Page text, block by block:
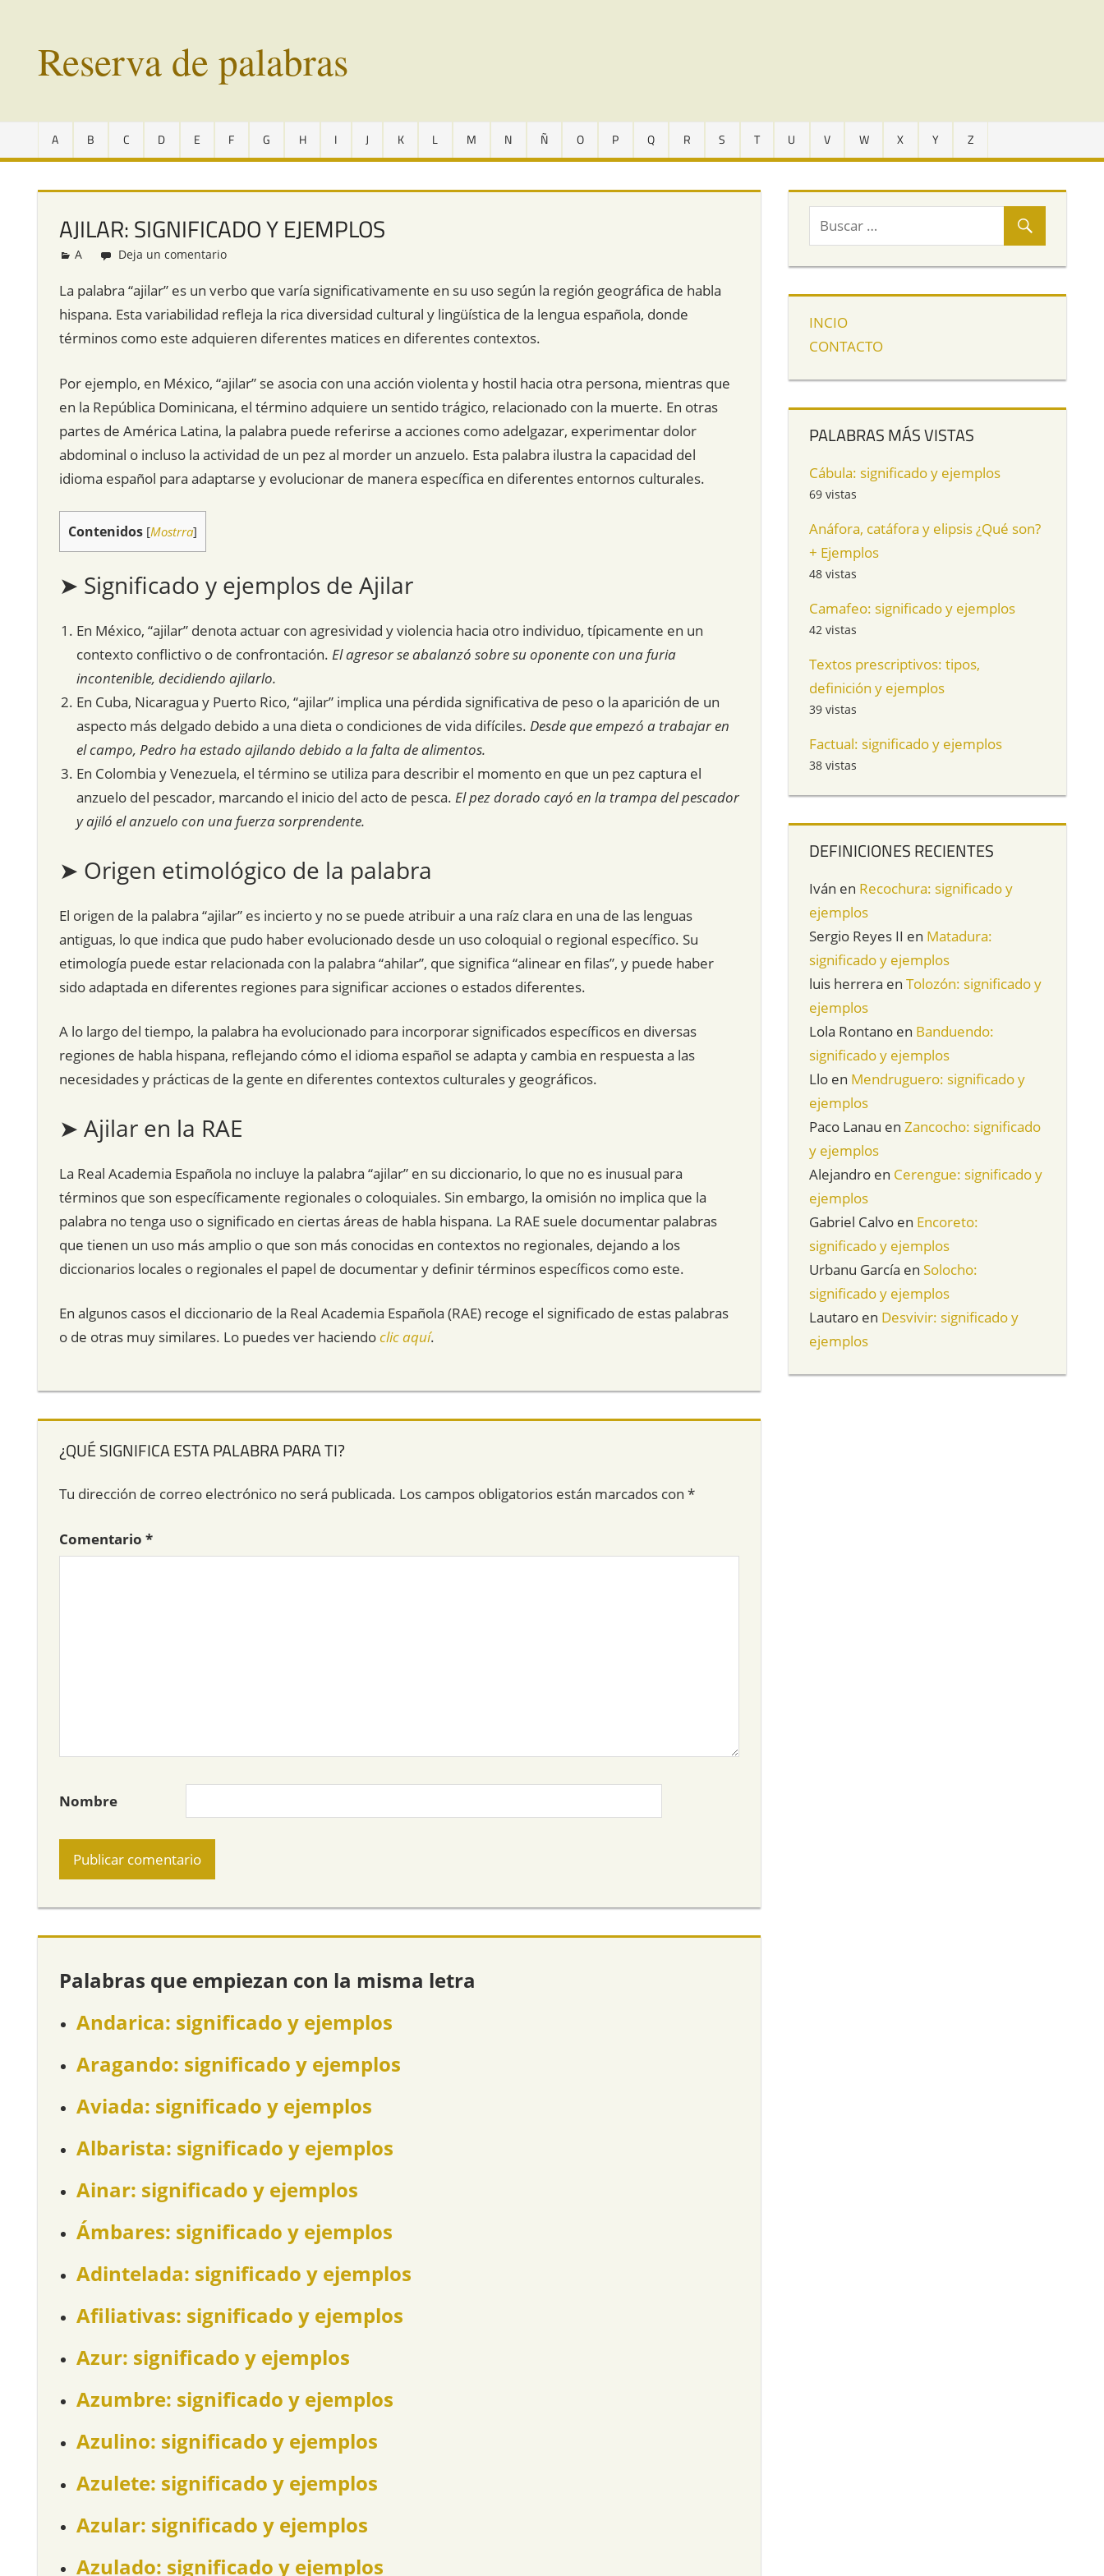
contenidoReserva de palabras
en
vías
extinción
todo
A B C D E F G H I J K L M N Ñ O P Q R S T U V W X Y Z
AJILAR: SIGNIFICADO Y EJEMPLOS
Redacción
A Deja un comentario
La palabra “ajilar” es un verbo que varía significativamente en su uso según la región geográfica de habla
hispana. Esta variabilidad refleja la rica diversidad cultural y lingüística de la lengua española, donde
términos como este adquieren diferentes matices en diferentes contextos.
Por ejemplo, en México, “ajilar” se asocia con una acción violenta y hostil hacia otra persona, mientras que
en la República Dominicana, el término adquiere un sentido trágico, relacionado con la muerte. En otras
partes de América Latina, la palabra puede referirse a acciones como adelgazar, experimentar dolor
abdominal o incluso la actividad de un pez al morder un anzuelo. Esta palabra ilustra la capacidad del
idioma español para adaptarse y evolucionar de manera específica en diferentes entornos culturales.
Contenidos [Mostrra]
➤ Significado y ejemplos de Ajilar
En México, “ajilar” denota actuar con agresividad y violencia hacia otro individuo, típicamente en un
contexto conflictivo o de confrontación. El agresor se abalanzó sobre su oponente con una furia
incontenible, decidiendo ajilarlo.
En Cuba, Nicaragua y Puerto Rico, “ajilar” implica una pérdida significativa de peso o la aparición de un
aspecto más delgado debido a una dieta o condiciones de vida difíciles. Desde que empezó a trabajar en
el campo, Pedro ha estado ajilando debido a la falta de alimentos.
En Colombia y Venezuela, el término se utiliza para describir el momento en que un pez captura el
anzuelo del pescador, marcando el inicio del acto de pesca. El pez dorado cayó en la trampa del pescador
y ajiló el anzuelo con una fuerza sorprendente.
➤ Origen etimológico de la palabra
El origen de la palabra “ajilar” es incierto y no se puede atribuir a una raíz clara en una de las lenguas
antiguas, lo que indica que pudo haber evolucionado desde un uso coloquial o regional específico. Su
etimología puede estar relacionada con la palabra “ahilar”, que significa “alinear en filas”, y puede haber
sido adaptada en diferentes regiones para significar acciones o estados diferentes.
A lo largo del tiempo, la palabra ha evolucionado para incorporar significados específicos en diversas
regiones de habla hispana, reflejando cómo el idioma español se adapta y cambia en respuesta a las
necesidades y prácticas de la gente en diferentes contextos culturales y geográficos.
➤ Ajilar en la RAE
La Real Academia Española no incluye la palabra “ajilar” en su diccionario, lo que no es inusual para
términos que son específicamente regionales o coloquiales. Sin embargo, la omisión no implica que la
palabra no tenga uso o significado en ciertas áreas de habla hispana. La RAE suele documentar palabras
que tienen un uso más amplio o que son más conocidas en contextos no regionales, dejando a los
diccionarios locales o regionales el papel de documentar y definir términos específicos como este.
En algunos casos el diccionario de la Real Academia Española (RAE) recoge el significado de estas palabras
o de otras muy similares. Lo puedes ver haciendoclic aquí.
¿QUÉ SIGNIFICA ESTA PALABRA PARA TI?
Tu dirección de correo electrónico no será publicada. Los campos obligatorios están marcados con *
Comentario *
Nombre
Palabras que empiezan con la misma letra
Andarica: significado y ejemplos
Aragando: significado y ejemplos
Aviada: significado y ejemplos
Albarista: significado y ejemplos
Ainar: significado y ejemplos
Ámbares: significado y ejemplos
Adintelada: significado y ejemplos
Afiliativas: significado y ejemplos
Azur: significado y ejemplos
Azumbre: significado y ejemplos
Azulino: significado y ejemplos
Azulete: significado y ejemplos
Azular: significado y ejemplos
Azulado: significado y ejemplos
INCIO
CONTACTO
PALABRAS MÁS VISTAS
Cábula: significado y ejemplos
69 vistas
Anáfora, catáfora y elipsis ¿Qué son?
+ Ejemplos
48 vistas
Camafeo: significado y ejemplos
42 vistas
Textos prescriptivos: tipos,
definición y ejemplos
39 vistas
Factual: significado y ejemplos
38 vistas
DEFINICIONES RECIENTES
Iván en Recochura: significado y
ejemplos
Sergio Reyes II en Matadura:
significado y ejemplos
luis herrera enTolozón: significado y
ejemplos
Lola Rontano en Banduendo:
significado y ejemplos
Llo en Mendruguero: significado y
ejemplos
Paco Lanau enZancocho: significado
y ejemplos
Alejandro en Cerengue: significado y
ejemplos
Gabriel Calvo en Encoreto:
significado y ejemplos
Urbanu García enSolocho:
significado y ejemplos
Lautaro en Desvivir: significado y
ejemplos